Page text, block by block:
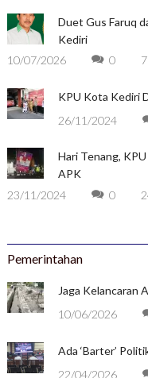
Duet Gus Faruq
Kediri
10/07/2026
0
KPU Kota Kediri
26/11/2024
Hari Tenang,
APK
23/11/2024
0
Pemerintahan
Jaga Kelancaran
10/06/2026
Ada ‘Barter’
22/04/2026